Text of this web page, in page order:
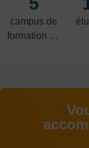
campus de
formation en